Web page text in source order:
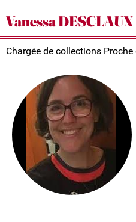
Vanessa DESCLAUX
Chargée de collections